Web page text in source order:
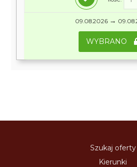
09.08.2026 →
WYBRANO
Szukaj oferty
Kierunki